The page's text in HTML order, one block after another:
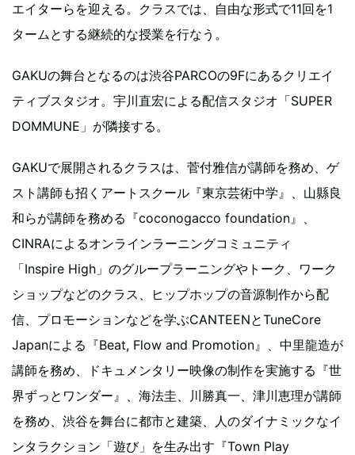
エイターらを迎える。クラスでは、自由な形式で11回を1
タームとする継続的な授業を行なう。
GAKUの舞台となるのは渋谷PARCOの9Fにあるクリエイ
ティブスタジオ。宇川直宏による配信スタジオ「SUPER
DOMMUNE」が隣接する。
GAKUで展開されるクラスは、菅付雅信が講師を務め、ゲ
スト講師も招くアートスクール『東京芸術中学』、山縣良
和らが講師を務める『coconogacco foundation』、
CINRAによるオンラインラーニングコミュニティ
「Inspire High」のグループラーニングやトーク、ワーク
ショップなどのクラス、ヒップホップの音源制作から配
信、プロモーションなどを学ぶCANTEENとTuneCore
Japanによる『Beat, Flow and Promotion』、中里龍造が
講師を務め、ドキュメンタリー映像の制作を実施する『世
界ずっとワンダー』、海法圭、川勝真一、津川恵理が講師
を務め、渋谷を舞台に都市と建築、人のダイナミックなイ
ンタラクション「遊び」を生み出す『Town Play